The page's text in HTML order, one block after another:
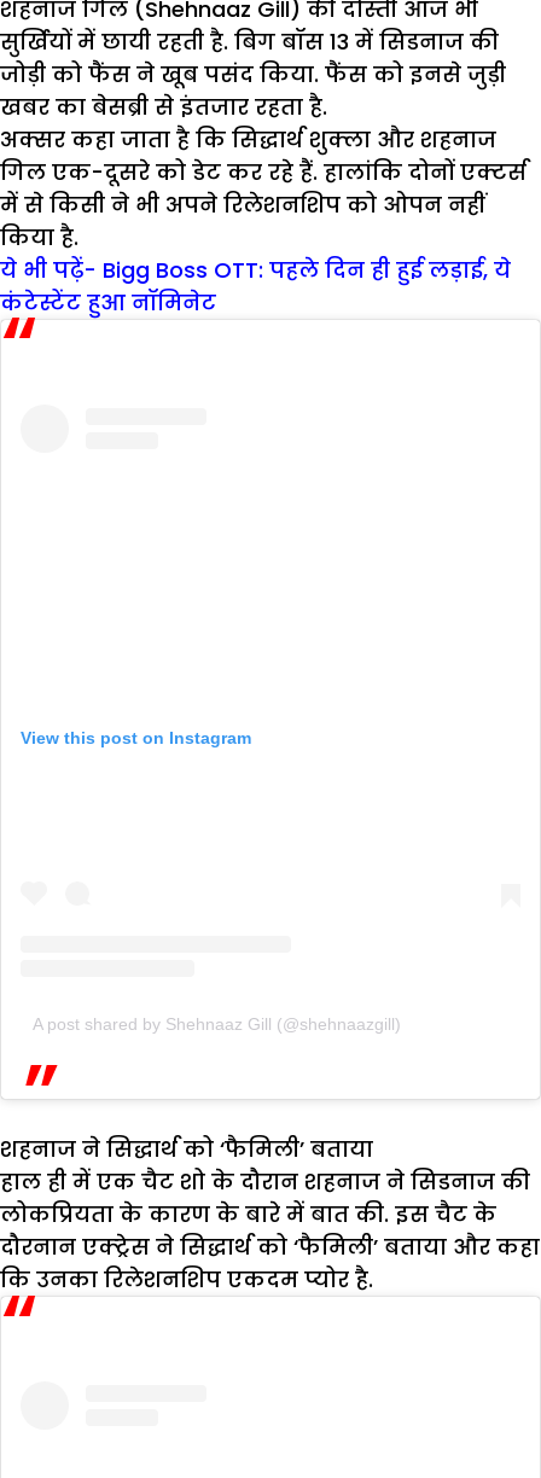
शहनाज गिल (Shehnaaz Gill) की दोस्ती आज भी
सुर्खियों में छायी रहती है. बिग बॉस 13 में सिडनाज की
जोड़ी को फैंस ने खूब पसंद किया. फैंस को इनसे जुड़ी
खबर का बेसब्री से इंतजार रहता है.
अक्सर कहा जाता है कि सिद्धार्थ शुक्ला और शहनाज
गिल एक-दूसरे को डेट कर रहे हैं. हालांकि दोनों एक्टर्स
में से किसी ने भी अपने रिलेशनशिप को ओपन नहीं
किया है.
ये भी पढ़ें- Bigg Boss OTT: पहले दिन ही हुई लड़ाई, ये
कंटेस्टेंट हुआ नॉमिनेट
View this post on Instagram
A post shared by Shehnaaz Gill (@shehnaazgill)
शहनाज ने सिद्धार्थ को ‘फैमिली’ बताया
हाल ही में एक चैट शो के दौरान शहनाज ने सिडनाज की
लोकप्रियता के कारण के बारे में बात की. इस चैट के
दौरनान एक्ट्रेस ने सिद्धार्थ को ‘फैमिली’ बताया और कहा
कि उनका रिलेशनशिप एकदम प्योर है.